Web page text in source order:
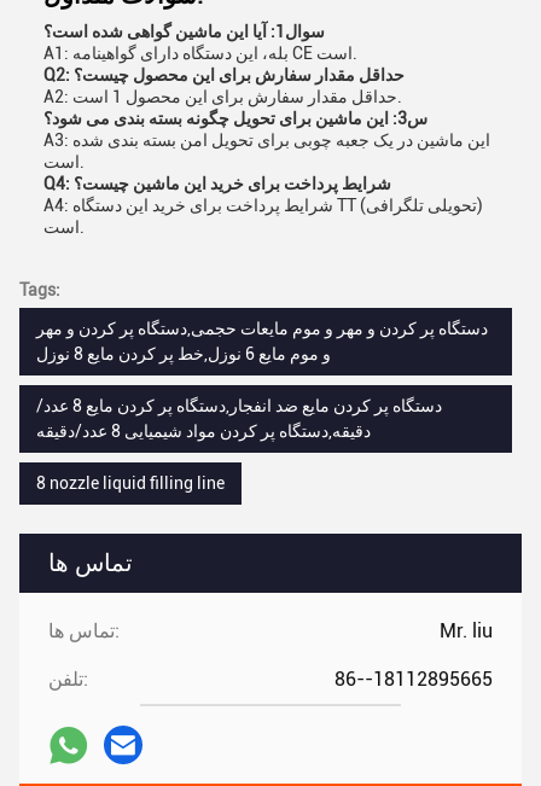
تماس ها
تماس ها: Mr. liu
تلفن: 86--18112895665
سوال1: آیا این ماشین گواهی شده است؟
Q2: حداقل مقدار سفارش برای این محصول چیست؟
س3: این ماشین برای تحویل چگونه بسته بندی می شود؟
A3: این ماشین در یک جعبه چوبی برای تحویل امن بسته بندی شده
Q4: شرایط پرداخت برای خرید این ماشین چیست؟
A4: شرایط پرداخت برای خرید این دستگاه TT (تحویلی تلگرافی)
Tags:
دستگاه پر کردن و مهر و موم مایعات حجمی,دستگاه پر کردن و مهر
و موم مایع 6 نوزل,خط پر کردن مایع 8 نوزل
دستگاه پر کردن مایع ضد انفجار,دستگاه پر کردن مایع 8 عدد/
دقیقه,دستگاه پر کردن مواد شیمیایی 8 عدد/دقیقه
8 nozzle liquid filling line